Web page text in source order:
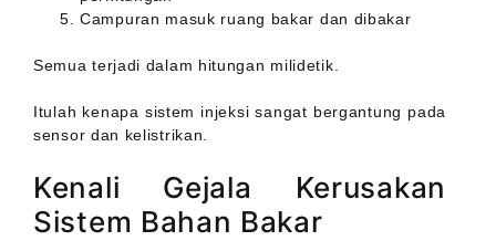
Campuran masuk ruang bakar dan dibakar
Semua terjadi dalam hitungan milidetik.
Itulah kenapa sistem injeksi sangat bergantung pada
sensor dan kelistrikan.
Kenali Gejala Kerusakan
Sistem Bahan Bakar